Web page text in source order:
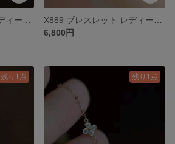
6,800円
残り1点 残り1点